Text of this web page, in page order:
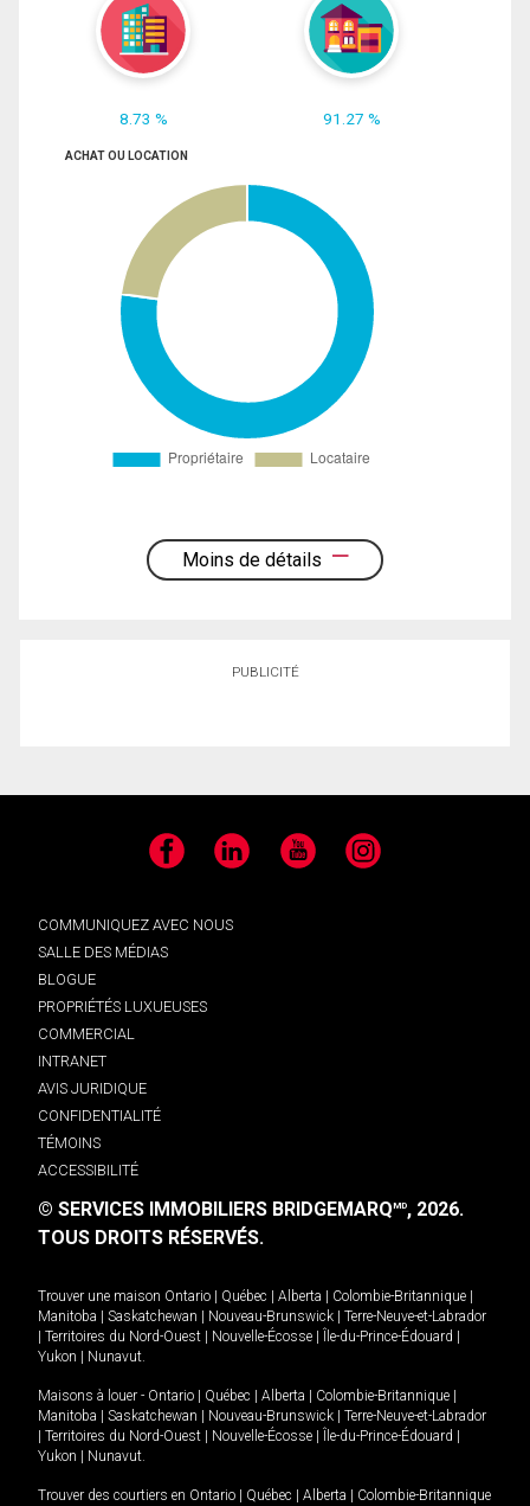
8.73 % 91.27 %
ACHAT OU LOCATION
Moins de détails
PUBLICITÉ
Facebook LinkedIn YouTube Instagram
COMMUNIQUEZ AVEC NOUS
SALLE DES MÉDIAS
BLOGUE
PROPRIÉTÉS LUXUEUSES
COMMERCIAL
INTRANET
AVIS JURIDIQUE
CONFIDENTIALITÉ
TÉMOINS
ACCESSIBILITÉ
© SERVICES IMMOBILIERS BRIDGEMARQMD, 2026.
TOUS DROITS RÉSERVÉS.
Trouver une maison Ontario Québec Alberta Colombie-Britannique
Manitoba
Saskatchewan Nouveau-Brunswick
Terre-Neuve-et-Labrador
Territoires du Nord-Ouest Nouvelle-Écosse Île-du-Prince-Édouard
Yukon
Nunavut.
Maisons à louer - Ontario Québec Alberta Colombie-Britannique
Manitoba
Saskatchewan Nouveau-Brunswick
Terre-Neuve-et-Labrador
Territoires du Nord-Ouest Nouvelle-Écosse Île-du-Prince-Édouard
Yukon
Nunavut.
Trouver des courtiers en Ontario Québec Alberta
Colombie-Britannique